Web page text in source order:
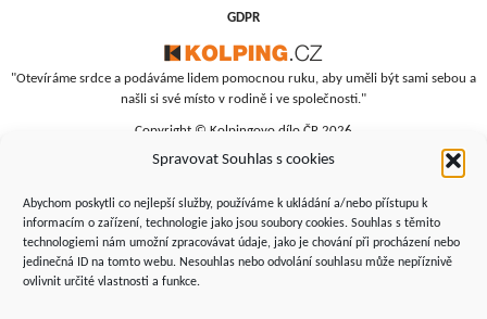
Spravovat Souhlas s cookies
Abychom poskytli co nejlepší služby, používáme k ukládání a/nebo přístupu k
informacím o zařízení, technologie jako jsou soubory cookies. Souhlas s těmito
technologiemi nám umožní zpracovávat údaje, jako je chování při procházení nebo
jedinečná ID na tomto webu. Nesouhlas nebo odvolání souhlasu může nepříznivě
ovlivnit určité vlastnosti a funkce.
GDPR
"Otevíráme srdce a podáváme lidem pomocnou ruku, aby uměli být sami sebou a
našli si své místo v rodině i ve společnosti."
Copyright © Kolpingovo dílo ČR 2026
Studentská 4
budova polikliniky, 4. patro
Žďár nad Sázavou, 591 01
+420 566 690 135